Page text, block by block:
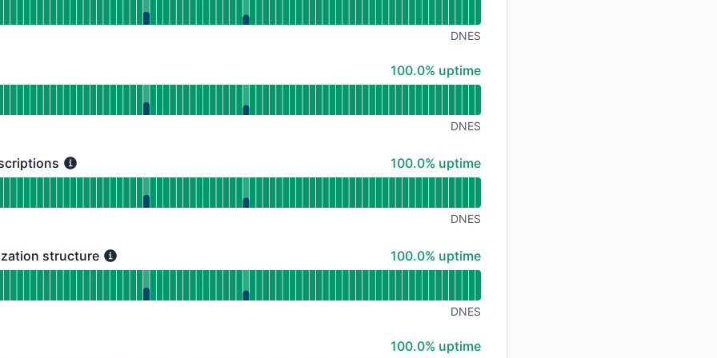
90 DNY DNES
100% - uptime
100.0% uptime
90 DNY DNES
- Funkční
100% - uptime
100.0% uptime
90 DNY DNES
structure - Funkční
structure 100% - uptime
100.0% uptime
90 DNY DNES
100% - uptime
100.0% uptime
provozuschopnosti pro undefined